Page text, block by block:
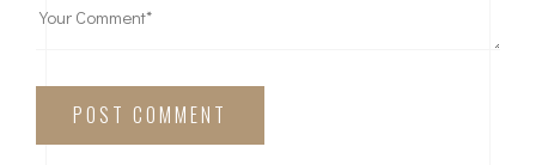
POST COMMENT